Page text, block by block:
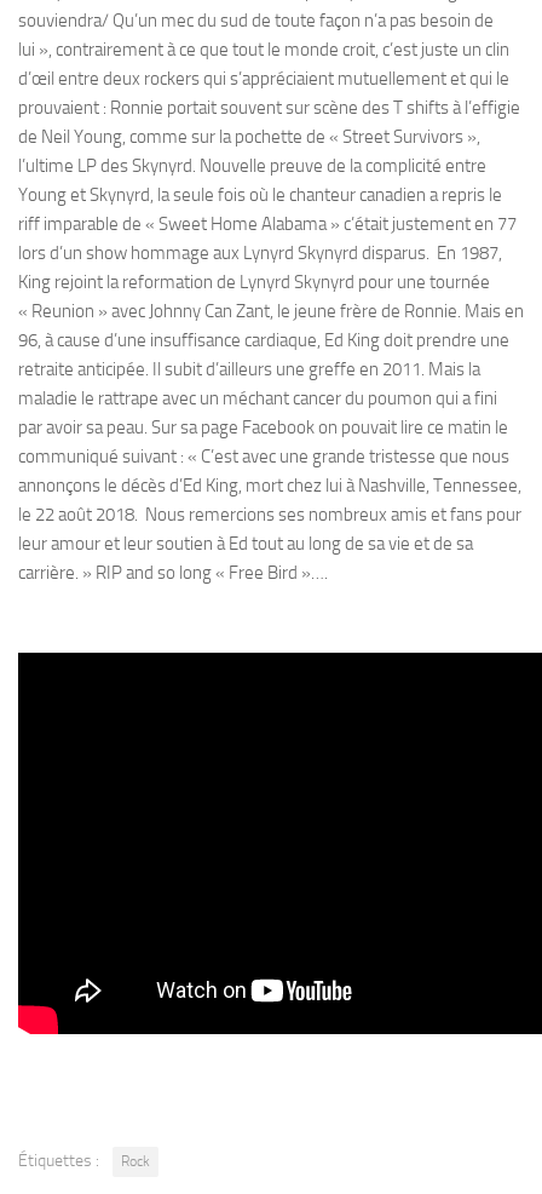
souviendra/ Qu’un mec du sud de toute façon n’a pas besoin de
lui », contrairement à ce que tout le monde croit, c’est juste un clin
d’œil entre deux rockers qui s’appréciaient mutuellement et qui le
prouvaient : Ronnie portait souvent sur scène des T shifts à l’effigie
de Neil Young, comme sur la pochette de « Street Survivors »,
l’ultime LP des Skynyrd. Nouvelle preuve de la complicité entre
Young et Skynyrd, la seule fois où le chanteur canadien a repris le
riff imparable de « Sweet Home Alabama » c’était justement en 77
lors d’un show hommage aux Lynyrd Skynyrd disparus. En 1987,
King rejoint la reformation de Lynyrd Skynyrd pour une tournée
« Reunion » avec Johnny Can Zant, le jeune frère de Ronnie. Mais en
96, à cause d’une insuffisance cardiaque, Ed King doit prendre une
retraite anticipée. Il subit d’ailleurs une greffe en 2011. Mais la
maladie le rattrape avec un méchant cancer du poumon qui a fini
par avoir sa peau. Sur sa page Facebook on pouvait lire ce matin le
communiqué suivant : « C’est avec une grande tristesse que nous
annonçons le décès d’Ed King, mort chez lui à Nashville, Tennessee,
le 22 août 2018. Nous remercions ses nombreux amis et fans pour
leur amour et leur soutien à Ed tout au long de sa vie et de sa
carrière. » RIP and so long « Free Bird »….
Étiquettes : Rock